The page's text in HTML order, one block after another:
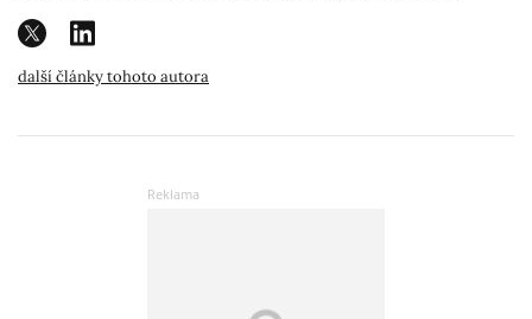
další články tohoto autora